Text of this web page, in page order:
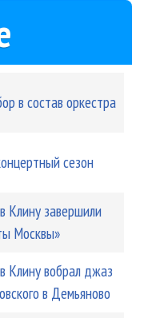
в состав оркестра
сезон
Клину завершили
Москвы»
Клину вобрал джаз
в Демьяново